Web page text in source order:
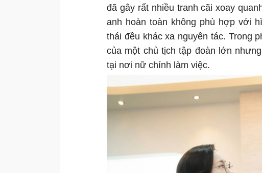
đã gây rất nhiều tranh cãi xoay
anh hoàn toàn không phù hợp với
thái đều khác xa nguyên tác. Trong
của một chủ tịch tập đoàn lớn
tại nơi nữ chính làm việc.